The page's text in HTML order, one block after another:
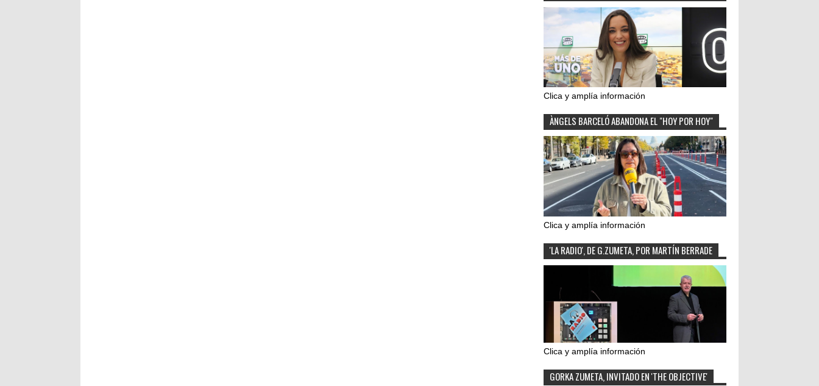
Clica y amplía información
ÀNGELS BARCELÓ ABANDONA EL "HOY POR HOY"
Clica y amplía información
'LA RADIO', DE G.ZUMETA, POR MARTÍN BERRADE
Clica y amplía información
GORKA ZUMETA, INVITADO EN 'THE OBJECTIVE'